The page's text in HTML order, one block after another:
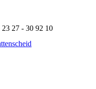
27 - 30 92 10